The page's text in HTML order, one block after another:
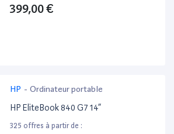
399,00 €
HP - Ordinateur portable
HP EliteBook 840 G7 14”
325 offres à partir de :